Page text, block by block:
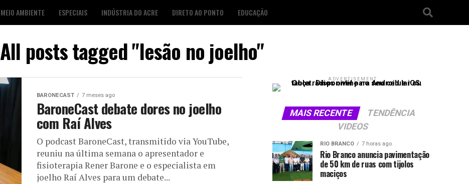
MEIO AMBIENTE ESPECIAIS INDÚSTRIA DO ACRE DIRETO AO PONTO EDUCAÇÃO
All posts tagged "lesão no joelho"
BARONECAST 7 meses ago
BaroneCast debate dores no joelho
com Raí Alves
O podcast BaroneCast, transmitido via YouTube,
reuniu na última semana o apresentador e
fisioterapia Rener Barone e o especialista em
joelho Raí Alves para um debate...
ADVERTISEMENT
MAIS RECENTE
TENDÊNCIA
VIDEOS
RIO BRANCO 7 horas ago
Rio Branco anuncia pavimentação
de 50 km de ruas com tijolos
maciços